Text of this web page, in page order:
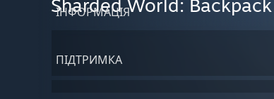
ІНФОРМАЦІЯ
ПІДТРИМКА
Sharded World: